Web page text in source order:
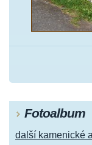
Fotoalbum
další kamenické